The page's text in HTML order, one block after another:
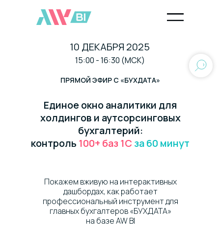
10 ДЕКАБРЯ 2025
15:00 - 16:30 (МСК)
ПРЯМОЙ ЭФИР С «БУХДАТА»
Единое окно аналитики для
холдингов и аутсорсинговых
бухгалтерий:
контроль 100+ баз 1Сза 60 минут
Покажем вживую на интерактивных
дашбордах, как работает
профессиональный инструмент для
главных бухгалтеров «БУХДАТА»
на базе AW BI